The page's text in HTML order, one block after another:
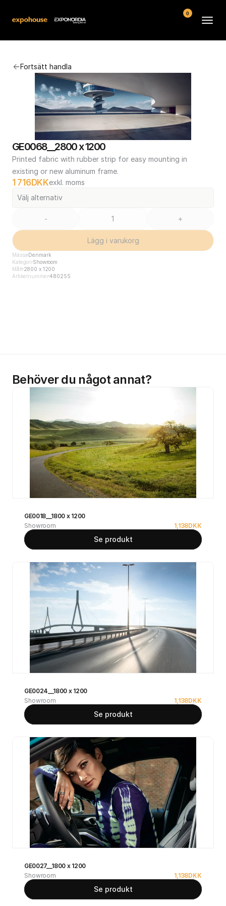
Fortsätt handla
GE0068__2800 x 1200
Printed fabric with rubber strip for easy mounting in
existing or new aluminum frame.
1 716DKKexkl. moms
Välj alternativ
- +
Lägg i varukorg
Mässa Denmark
Kategori Showroom
Mått2800 x 1200
Artikelnummer480255
Behöver du något annat?
GE0018__1800 x 1200
Showroom
1,138DKK
Se produkt
GE0024__1800 x 1200
Showroom
1,138DKK
Se produkt
GE0027__1800 x 1200
Showroom
1,138DKK
Se produkt
Kontakt
Köpvillkor
0